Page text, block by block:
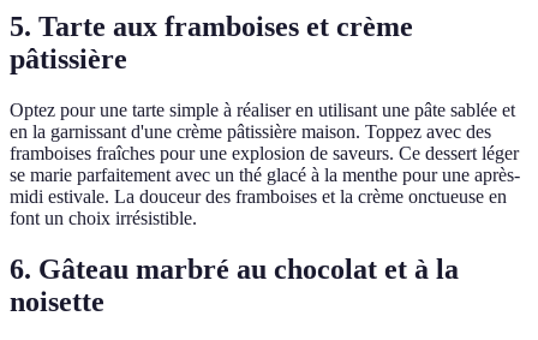
5. Tarte aux framboises et crème
pâtissière
Optez pour une tarte simple à réaliser en utilisant une pâte sablée et
en la garnissant d'une crème pâtissière maison. Toppez avec des
framboises fraîches pour une explosion de saveurs. Ce dessert léger
se marie parfaitement avec un thé glacé à la menthe pour une après-
midi estivale. La douceur des framboises et la crème onctueuse en
font un choix irrésistible.
6. Gâteau marbré au chocolat et à la
noisette